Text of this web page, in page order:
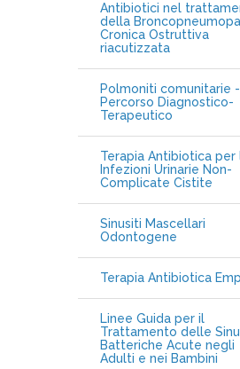
Antibiotici nel
della
Cronica Ostruttiva
riacutizzata
Polmoniti comunitarie -
Percorso Diagnostico-
Terapeutico
Terapia Antibiotica per
Infezioni Urinarie Non-
Complicate Cistite
Sinusiti Mascellari
Odontogene
Terapia Antibiotica
Linee Guida per il
Trattamento delle
Batteriche Acute negli
Adulti e nei Bambini